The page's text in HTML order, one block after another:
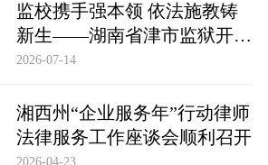
监校携手强本领 依法施教铸
新生——湖南省津市监狱开展
基层警察教育改造专项技能培
2026-07-14
湘西州“企业服务年”行动律师
法律服务工作座谈会顺利召开
2026-04-23